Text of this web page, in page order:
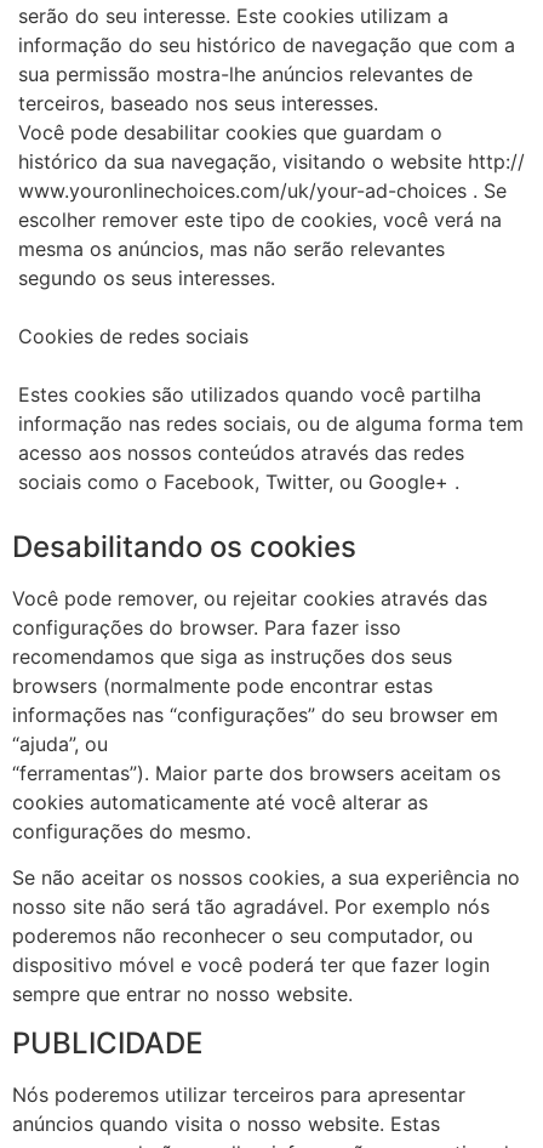
serão do seu interesse. Este cookies utilizam a
informação do seu histórico de navegação que com a
sua permissão mostra-lhe anúncios relevantes de
terceiros, baseado nos seus interesses.
Você pode desabilitar cookies que guardam o
histórico da sua navegação, visitando o website http://
www.youronlinechoices.com/uk/your-ad-choices . Se
escolher remover este tipo de cookies, você verá na
mesma os anúncios, mas não serão relevantes
segundo os seus interesses.
Cookies de redes sociais
Estes cookies são utilizados quando você partilha
informação nas redes sociais, ou de alguma forma tem
acesso aos nossos conteúdos através das redes
sociais como o Facebook, Twitter, ou Google+ .
Desabilitando os cookies
Você pode remover, ou rejeitar cookies através das
configurações do browser. Para fazer isso
recomendamos que siga as instruções dos seus
browsers (normalmente pode encontrar estas
informações nas “configurações” do seu browser em
“ajuda”, ou
“ferramentas”). Maior parte dos browsers aceitam os
cookies automaticamente até você alterar as
configurações do mesmo.
Se não aceitar os nossos cookies, a sua experiência no
nosso site não será tão agradável. Por exemplo nós
poderemos não reconhecer o seu computador, ou
dispositivo móvel e você poderá ter que fazer login
sempre que entrar no nosso website.
PUBLICIDADE
Nós poderemos utilizar terceiros para apresentar
anúncios quando visita o nosso website. Estas